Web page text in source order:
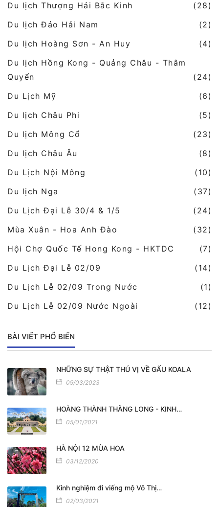
Du lịch Thượng Hải Bắc Kinh
(28)
Du lịch Đảo Hải Nam
(2)
Du lịch Hoàng Sơn - An Huy
(4)
Du lịch Hồng Kong - Quảng Châu - Thâm
Quyến
(24)
Du Lịch Mỹ
(6)
Du lịch Châu Phi
(5)
Du lịch Mông Cổ
(23)
Du lịch Châu Âu
(8)
Du Lịch Nội Mông
(10)
Du lịch Nga
(37)
Du Lịch Đại Lễ 30/4 & 1/5
(24)
Mùa Xuân - Hoa Anh Đào
(32)
Hội Chợ Quốc Tế Hong Kong - HKTDC
(7)
Du Lịch Đại Lễ 02/09
(14)
Du Lịch Lễ 02/09 Trong Nước
(1)
Du Lịch Lễ 02/09 Nước Ngoài
(12)
BÀI VIẾT PHỔ BIẾN
NHỮNG SỰ THẬT THÚ VỊ VỀ GẤU KOALA
09/03/2023
HOÀNG THÀNH THĂNG LONG - KINH…
05/01/2021
HÀ NỘI 12 MÙA HOA
03/12/2020
Kinh nghiệm đi viếng mộ Võ Thị…
02/03/2021